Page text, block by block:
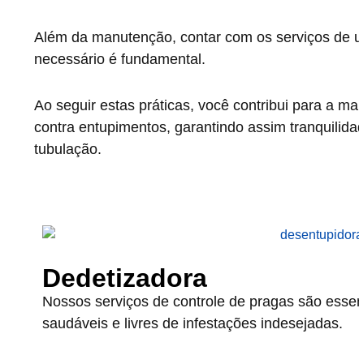
Além da manutenção, contar com os serviços
necessário é fundamental.
Ao seguir estas práticas, você contribui para a
contra entupimentos, garantindo assim
tubulação.
Dedetizadora
Nossos serviços de controle de pragas são
saudáveis e livres de infestações indesejadas.